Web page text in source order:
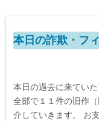
本日の詐欺・フ
本日の過去に来てい
全部で１１件の旧作
介していきます。 お